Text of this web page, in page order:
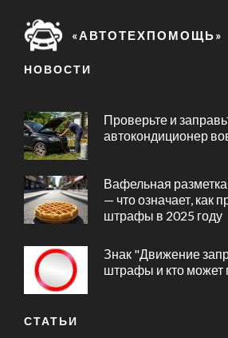
«АВТОТЕХПОМОЩЬ»
НОВОСТИ
Проверьте и
автокондиционер
Вафельная
— что означает, как
штрафы в 2025 году
Знак "Движение
штрафы и кто может
СТАТЬИ